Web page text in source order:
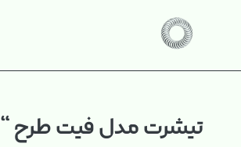
تیشرت مدل فیت طرح “SUN ۲”